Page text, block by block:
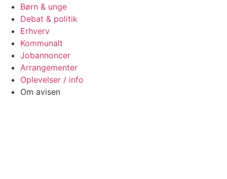
Børn & unge
Debat & politik
Erhverv
Kommunalt
Jobannoncer
Arrangementer
Oplevelser / info
Om avisen